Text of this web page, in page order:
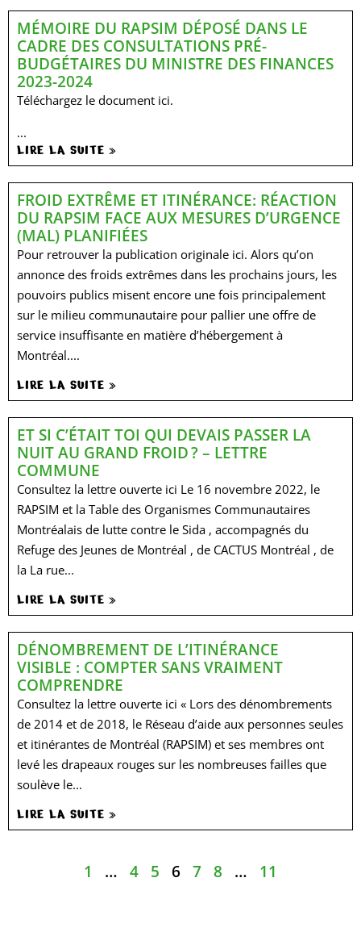
MÉMOIRE DU RAPSIM DÉPOSÉ DANS LE
CADRE DES CONSULTATIONS PRÉ-
BUDGÉTAIRES DU MINISTRE DES FINANCES
2023-2024
Téléchargez le document ici.
...
LIRE LA SUITE »
FROID EXTRÊME ET ITINÉRANCE: RÉACTION
DU RAPSIM FACE AUX MESURES D’URGENCE
(MAL) PLANIFIÉES
Pour retrouver la publication originale ici. Alors qu’on
annonce des froids extrêmes dans les prochains jours, les
pouvoirs publics misent encore une fois principalement
sur le milieu communautaire pour pallier une offre de
service insuffisante en matière d’hébergement à
Montréal....
LIRE LA SUITE »
ET SI C’ÉTAIT TOI QUI DEVAIS PASSER LA
NUIT AU GRAND FROID ? – LETTRE
COMMUNE
Consultez la lettre ouverte ici Le 16 novembre 2022, le
RAPSIM et la Table des Organismes Communautaires
Montréalais de lutte contre le Sida , accompagnés du
Refuge des Jeunes de Montréal , de CACTUS Montréal , de
la La rue...
LIRE LA SUITE »
DÉNOMBREMENT DE L’ITINÉRANCE
VISIBLE : COMPTER SANS VRAIMENT
COMPRENDRE
Consultez la lettre ouverte ici « Lors des dénombrements
de 2014 et de 2018, le Réseau d’aide aux personnes seules
et itinérantes de Montréal (RAPSIM) et ses membres ont
levé les drapeaux rouges sur les nombreuses failles que
soulève le...
LIRE LA SUITE »
1 … 4 5 6 7 8 … 11